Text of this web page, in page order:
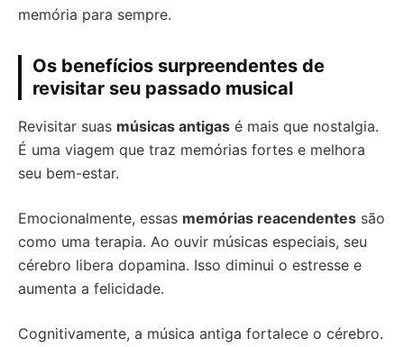
memória para sempre.
Os benefícios surpreendentes de
revisitar seu passado musical
Revisitar suas músicas antigas é mais que nostalgia.
É uma viagem que traz memórias fortes e melhora
seu bem-estar.
Emocionalmente, essas memórias reacendentes são
como uma terapia. Ao ouvir músicas especiais, seu
cérebro libera dopamina. Isso diminui o estresse e
aumenta a felicidade.
Cognitivamente, a música antiga fortalece o cérebro.